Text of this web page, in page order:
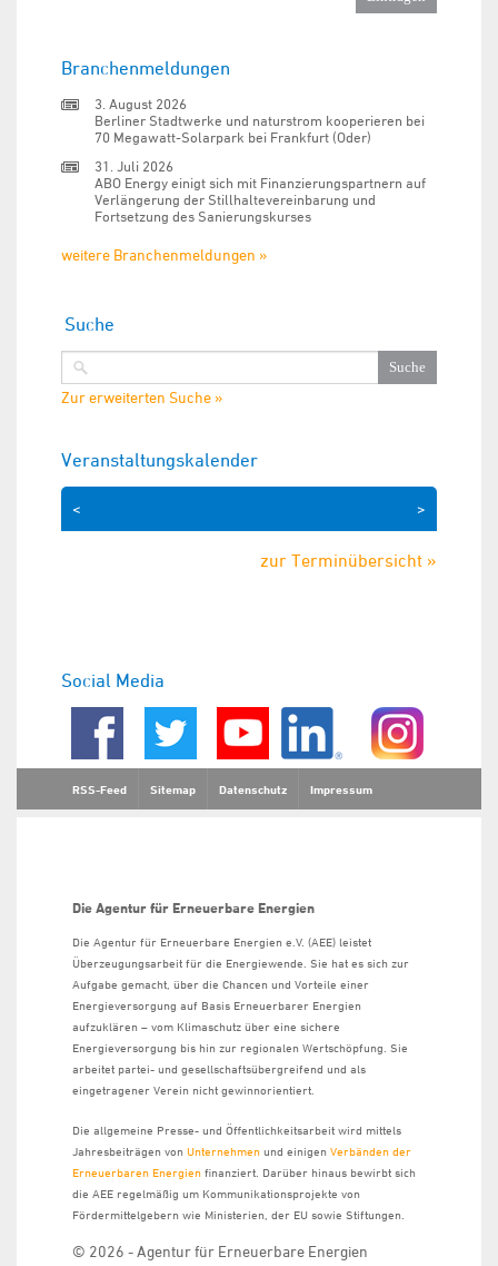
Branchenmeldungen
3. August 2026
Berliner Stadtwerke und naturstrom kooperieren bei
70 Megawatt-Solarpark bei Frankfurt (Oder)
31. Juli 2026
ABO Energy einigt sich mit Finanzierungspartnern auf
Verlängerung der Stillhaltevereinbarung und
Fortsetzung des Sanierungskurses
weitere Branchenmeldungen »
Suche
Zur erweiterten Suche »
Veranstaltungskalender
>
<
zur Terminübersicht »
Social Media
RSS-Feed Sitemap Datenschutz Impressum
Die Agentur für Erneuerbare Energien
Die Agentur für Erneuerbare Energien e.V. (AEE) leistet
Überzeugungsarbeit für die Energiewende. Sie hat es sich zur
Aufgabe gemacht, über die Chancen und Vorteile einer
Energieversorgung auf Basis Erneuerbarer Energien
aufzuklären – vom Klimaschutz über eine sichere
Energieversorgung bis hin zur regionalen Wertschöpfung. Sie
arbeitet partei- und gesellschaftsübergreifend und als
eingetragener Verein nicht gewinnorientiert.
Die allgemeine Presse- und Öffentlichkeitsarbeit wird mittels
Jahresbeiträgen von Unternehmen und einigen Verbänden der
Erneuerbaren Energien finanziert. Darüber hinaus bewirbt sich
die AEE regelmäßig um Kommunikationsprojekte von
Fördermittelgebern wie Ministerien, der EU sowie Stiftungen.
© 2026 - Agentur für Erneuerbare Energien